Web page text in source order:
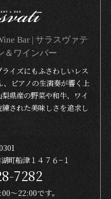
Bar | サラスヴァテ
＆ワインバー
イズにもふさわしいレス
、ピアノの生演奏が響く上
県産の野菜や和牛、ワイ
された美味しさを追求し
町船津１４７６−１
7282
〜22:00です。